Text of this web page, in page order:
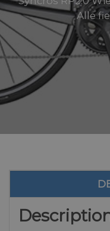
Alle